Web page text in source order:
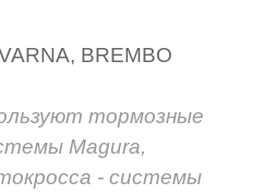
BREMBO
тормозные
Magura,
- системы